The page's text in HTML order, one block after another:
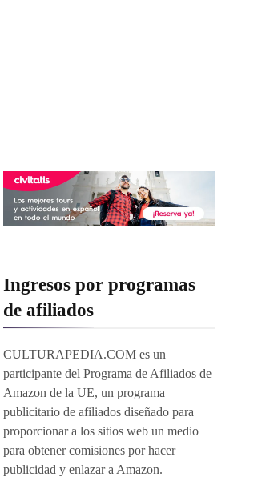
Ingresos por programas
de afiliados
CULTURAPEDIA.COM es un
participante del Programa de Afiliados de
Amazon de la UE, un programa
publicitario de afiliados diseñado para
proporcionar a los sitios web un medio
para obtener comisiones por hacer
publicidad y enlazar a Amazon.